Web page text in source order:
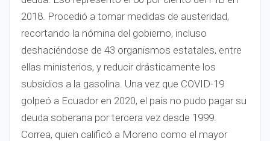
2018. Procedió a tomar medidas de austeridad,
recortando la nómina del gobierno, incluso
deshaciéndose de 43 organismos estatales, entre
ellas ministerios, y reducir drásticamente los
subsidios a la gasolina. Una vez que COVID-19
golpeó a Ecuador en 2020, el país no pudo pagar su
deuda soberana por tercera vez desde 1999.
Correa, quien calificó a Moreno como el mayor